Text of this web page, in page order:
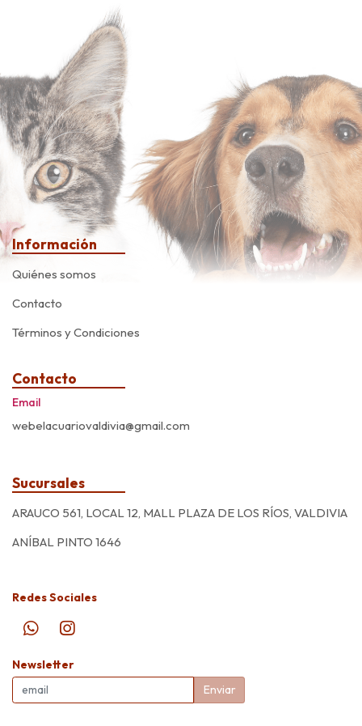
Información
Quiénes somos
Contacto
Términos y Condiciones
Contacto
Email
webelacuariovaldivia@gmail.com
Sucursales
ARAUCO 561, LOCAL 12, MALL PLAZA DE LOS RÍOS, VALDIVIA
ANÍBAL PINTO 1646
Redes Sociales
Newsletter
Enviar